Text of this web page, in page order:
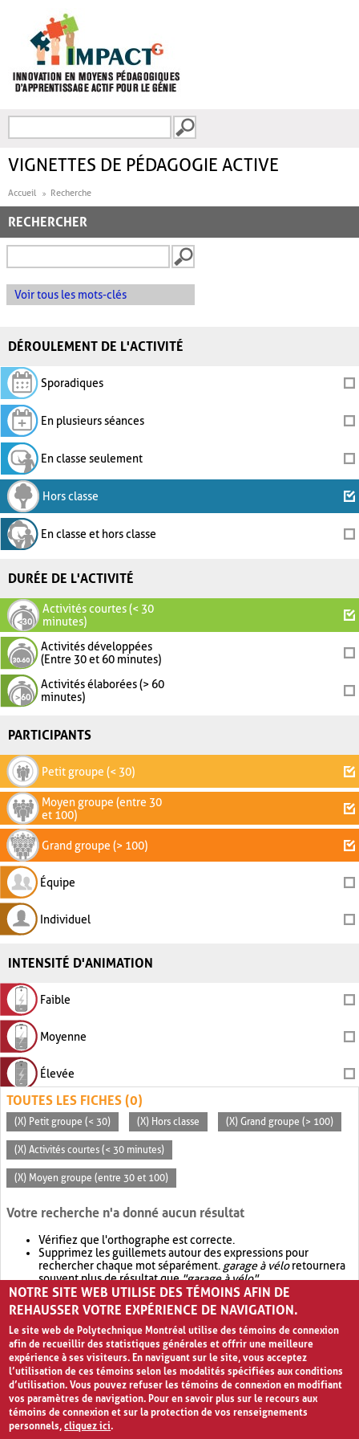
FORMULAIRE DE
VIGNETTES DE PÉDAGOGIE ACTIVE
Accueil Recherche
RECHERCHER
Voir tous les mots-clés
DÉROULEMENT DE L'ACTIVITÉ
Sporadiques
En plusieurs séances
En classe seulement
Hors classe
En classe et hors classe
DURÉE DE L'ACTIVITÉ
Activités courtes (< 30
minutes)
Activités développées
(Entre 30 et 60 minutes)
Activités élaborées (> 60
minutes)
PARTICIPANTS
Petit groupe (< 30)
Moyen groupe (entre 30
et 100)
Grand groupe (> 100)
Équipe
Individuel
INTENSITÉ D'ANIMATION
Faible
Moyenne
Élevée
TOUTES LES FICHES (0)
(X) Petit groupe (< 30) (X) Hors classe (X) Grand groupe (> 100)
(X) Activités courtes (< 30 minutes)
(X) Moyen groupe (entre 30 et 100)
Votre recherche n'a donné aucun résultat
Vérifiez que l'orthographe est correcte.
Supprimez les guillemets autour des expressions pour
rechercher chaque mot séparément. garage à véloretournera
souvent plus de résultat que"garage à vélo".
Envisagez d'élargir votre recherche avec OR.garage OR vélo
retournera souvent plus de résultat quegarage à vélo
NOTRE SITE WEB UTILISE DES TÉMOINS AFIN DE
REHAUSSER VOTRE EXPÉRIENCE DE NAVIGATION.
Le site web de Polytechnique Montréal utilise des témoins de connexion
afin de recueillir des statistiques générales et offrir une meilleure
expérience à ses visiteurs. En naviguant sur le site, vous acceptez
l’utilisation de ces témoins selon les modalités spécifiées aux conditions
d’utilisation. Vous pouvez refuser les témoins de connexion en modifiant
vos paramètres de navigation. Pour en savoir plus sur le recours aux
témoins de connexion et sur la protection de vos renseignements
personnels,cliquez ici.